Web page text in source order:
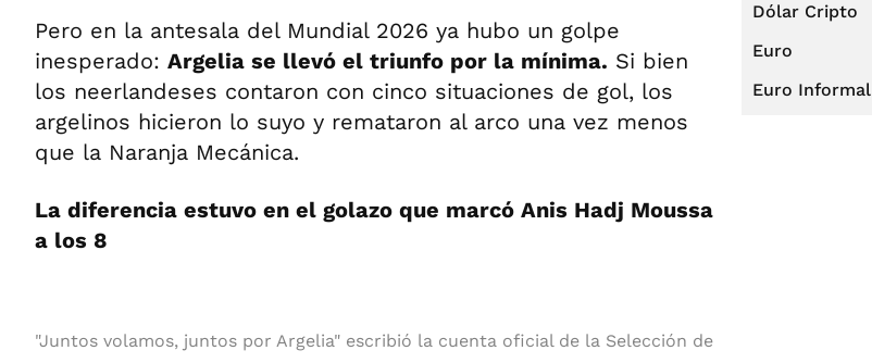
Pero en la antesala del Mundial 2026 ya hubo un golpe
inesperado: Argelia se llevó el triunfo por la mínima. Si bien
los neerlandeses contaron con cinco situaciones de gol, los
argelinos hicieron lo suyo y remataron al arco una vez menos
que la Naranja Mecánica.
La diferencia estuvo en el golazo que marcó Anis Hadj Moussa
a los 8
"Juntos volamos, juntos por Argelia" escribió la cuenta oficial de la Selección de
Dólar Cripto
Euro
Euro Informal